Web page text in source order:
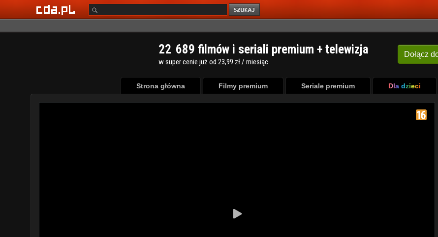
Dołącz
22 689 filmów i seriali premium + telewizja
w super cenie już od 23,99 zł / miesiąc
Strona główna Filmy premium Seriale premium Dla dzieci